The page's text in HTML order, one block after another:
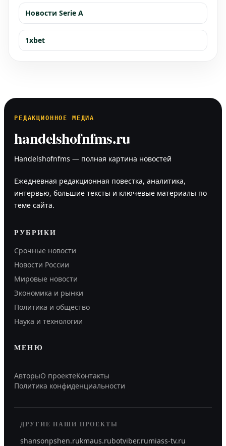
Новости Serie A
1xbet
РЕДАКЦИОННОЕ МЕДИА
handelshofnfms.ru
Handelshofnfms — полная картина новостей
Ежедневная редакционная повестка, аналитика,
интервью, большие тексты и ключевые материалы по
теме сайта.
РУБРИКИ
Срочные новости
Новости России
Мировые новости
Экономика и рынки
Политика и общество
Наука и технологии
МЕНЮ
АвторыО проектеКонтакты
Политика конфиденциальности
ДРУГИЕ НАШИ ПРОЕКТЫ
shansonpshen.rukmaus.rubotviber.rumiass-tv.ru